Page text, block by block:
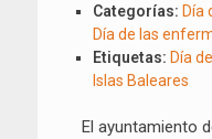
Categorías: Día
Día de las
Etiquetas: Día
Islas Baleares
El ayuntamiento